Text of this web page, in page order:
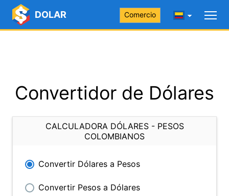
DOLAR Comercio
Convertidor de Dólares
CALCULADORA DÓLARES - PESOS
COLOMBIANOS
Convertir Dólares a Pesos
Convertir Pesos a Dólares